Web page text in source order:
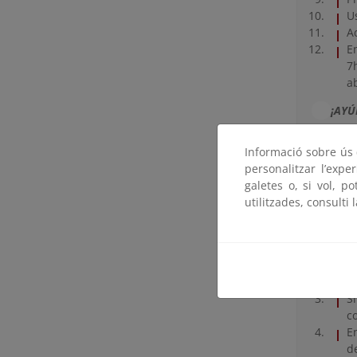
Informació sobre
personalitzar
galetes o, si vol,
utilitzades, consulti